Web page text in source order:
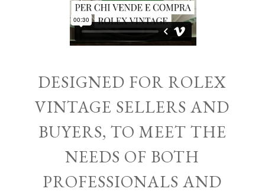
DESIGNED FOR ROLEX
VINTAGE SELLERS AND
BUYERS, TO MEET THE
NEEDS OF BOTH
PROFESSIONALS AND